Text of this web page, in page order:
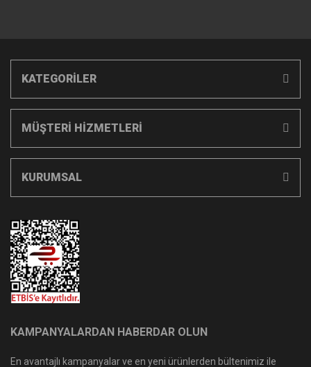
KATEGORİLER
MÜŞTERİ HİZMETLERİ
KURUMSAL
KAMPANYALARDAN HABERDAR OLUN
En avantajlı kampanyalar ve en yeni ürünlerden bültenimiz ile